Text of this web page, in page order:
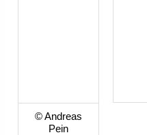
© Andreas
Pein